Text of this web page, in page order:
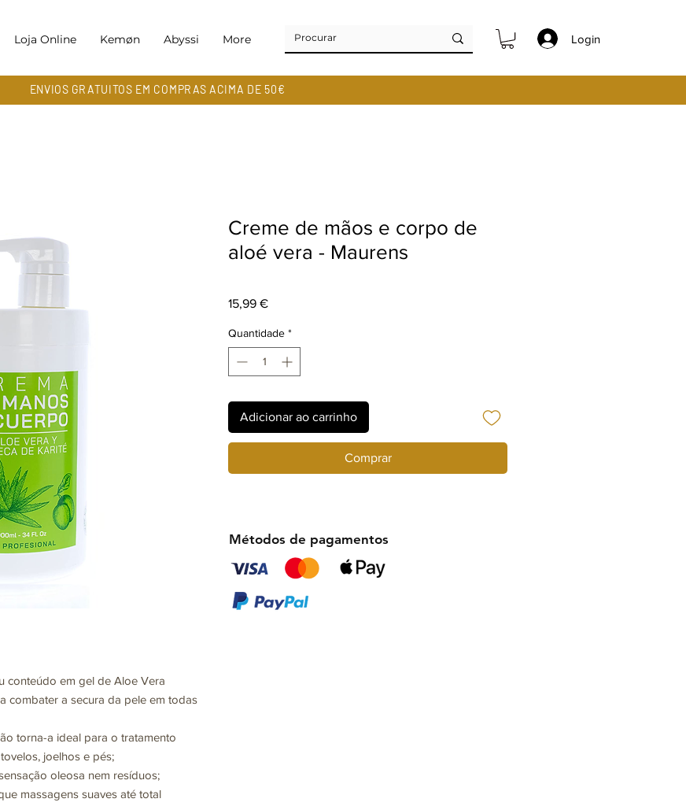
Loja Online Kemøn Abyssi More Login
ENVIOS GRATUITOS EM COMPRAS ACIMA DE 50€
conteúdo em gel de Aloe Vera
combater a secura da pele em todas
torna-a ideal para o tratamento
joelhos e pés;
oleosa nem resíduos;
massagens suaves até total
Creme de mãos e corpo de
aloé vera - Maurens
15,99 €Preço
Quantidade *
Adicionar ao carrinho
Comprar
Métodos de pagamentos